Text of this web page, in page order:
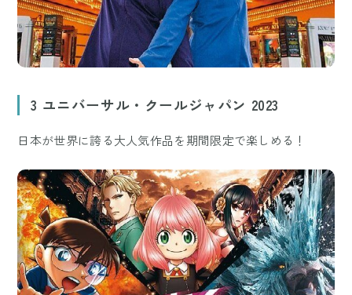
3 ユニバーサル・クールジャパン 2023
日本が世界に誇る大人気作品を期間限定で楽しめる！